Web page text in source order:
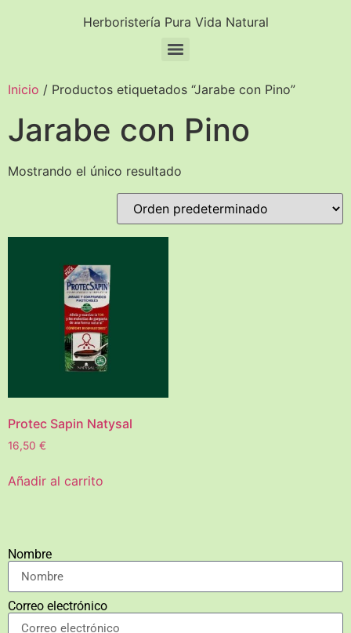
Herboristería Pura Vida Natural
Inicio / Productos etiquetados “Jarabe con Pino”
Jarabe con Pino
Mostrando el único resultado
Protec Sapin Natysal
16,50 €
Añadir al carrito
Nombre
Correo electrónico